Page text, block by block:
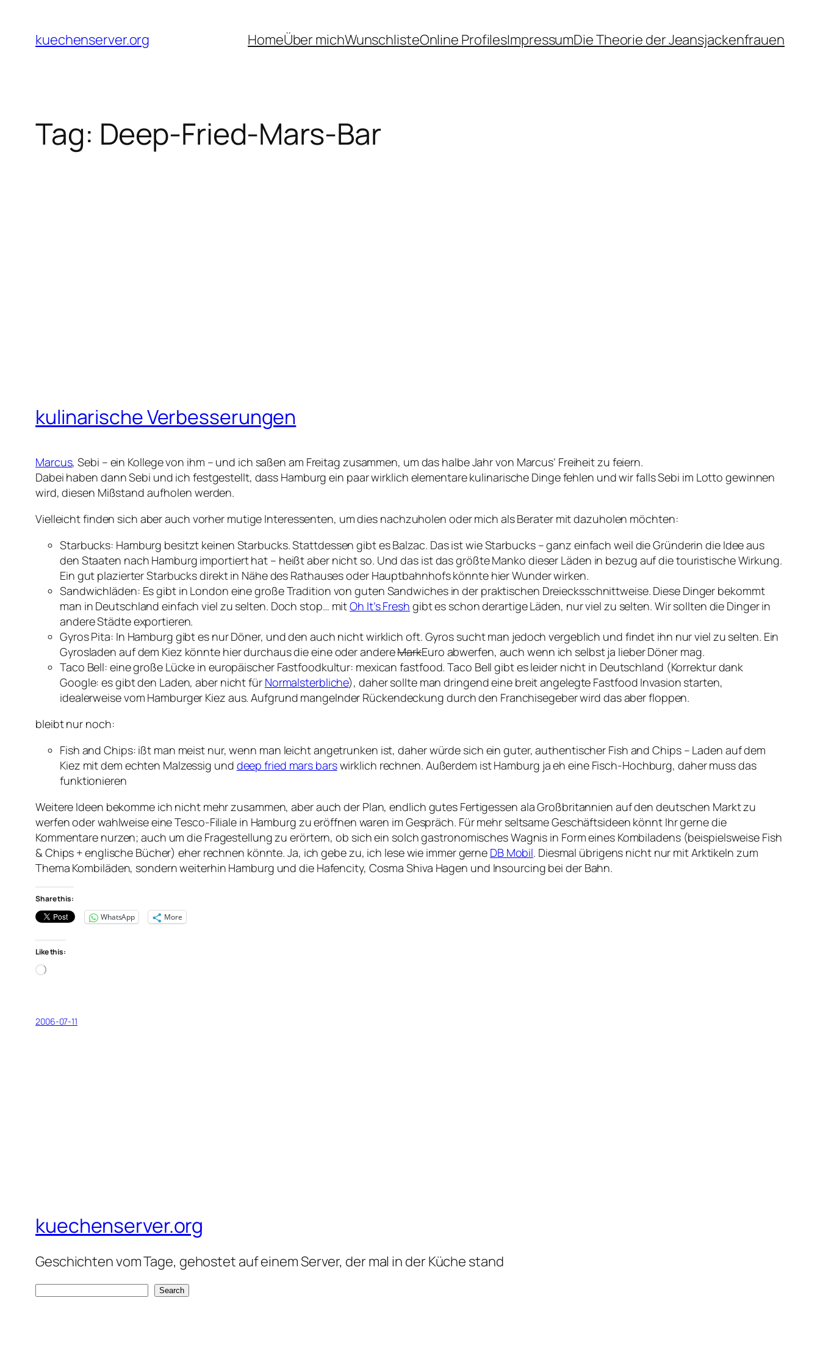
content
kuechenserver.org HomeÜber michWunschlisteOnline ProfilesImpressumDie Theorie der Jeansjackenfrauen
Tag: Deep-Fried-Mars-Bar
kulinarische Verbesserungen
Marcus, Sebi – ein Kollege von ihm – und ich saßen am Freitag zusammen, um das halbe Jahr von Marcus’ Freiheit zu feiern.
Dabei haben dann Sebi und ich festgestellt, dass Hamburg ein paar wirklich elementare kulinarische Dinge fehlen und wir falls Sebi im Lotto gewinnen
wird, diesen Mißstand aufholen werden.
Vielleicht finden sich aber auch vorher mutige Interessenten, um dies nachzuholen oder mich als Berater mit dazuholen möchten:
Starbucks: Hamburg besitzt keinen Starbucks. Stattdessen gibt es Balzac. Das ist wie Starbucks – ganz einfach weil die Gründerin die Idee aus
den Staaten nach Hamburg importiert hat – heißt aber nicht so. Und das ist das größte Manko dieser Läden in bezug auf die touristische Wirkung.
Ein gut plazierter Starbucks direkt in Nähe des Rathauses oder Hauptbahnhofs könnte hier Wunder wirken.
Sandwichläden: Es gibt in London eine große Tradition von guten Sandwiches in der praktischen Dreiecksschnittweise. Diese Dinger bekommt
man in Deutschland einfach viel zu selten. Doch stop… mitOh It’s Fresh gibt es schon derartige Läden, nur viel zu selten. Wir sollten die Dinger in
andere Städte exportieren.
Gyros Pita: In Hamburg gibt es nur Döner, und den auch nicht wirklich oft. Gyros sucht man jedoch vergeblich und findet ihn nur viel zu selten. Ein
Gyrosladen auf dem Kiez könnte hier durchaus die eine oder andereMarkEuro abwerfen, auch wenn ich selbst ja lieber Döner mag.
Taco Bell: eine große Lücke in europäischer Fastfoodkultur: mexican fastfood. Taco Bell gibt es leider nicht in Deutschland (Korrektur dank
Google: es gibt den Laden, aber nicht für Normalsterbliche), daher sollte man dringend eine breit angelegte Fastfood Invasion starten,
idealerweise vom Hamburger Kiez aus. Aufgrund mangelnder Rückendeckung durch den Franchisegeber wird das aber floppen.
bleibt nur noch:
Fish and Chips: ißt man meist nur, wenn man leicht angetrunken ist, daher würde sich ein guter, authentischer Fish and Chips – Laden auf dem
Kiez mit dem echten Malzessig und deep fried mars barswirklich rechnen. Außerdem ist Hamburg ja eh eine Fisch-Hochburg, daher muss das
funktionieren
Weitere Ideen bekomme ich nicht mehr zusammen, aber auch der Plan, endlich gutes Fertigessen ala Großbritannien auf den deutschen Markt zu
werfen oder wahlweise eine Tesco-Filiale in Hamburg zu eröffnen waren im Gespräch. Für mehr seltsame Geschäftsideen könnt Ihr gerne die
Kommentare nurzen; auch um die Fragestellung zu erörtern, ob sich ein solch gastronomisches Wagnis in Form eines Kombiladens (beispielsweise Fish
& Chips + englische Bücher) eher rechnen könnte. Ja, ich gebe zu, ich lese wie immer gerne DB Mobil. Diesmal übrigens nicht nur mit Arktikeln zum
Thema Kombiläden, sondern weiterhin Hamburg und die Hafencity, Cosma Shiva Hagen und Insourcing bei der Bahn.
Share this:
WhatsApp
More
Like this:
Loading…
2006-07-11
kuechenserver.org
Geschichten vom Tage, gehostet auf einem Server, der mal in der Küche stand
S
Search